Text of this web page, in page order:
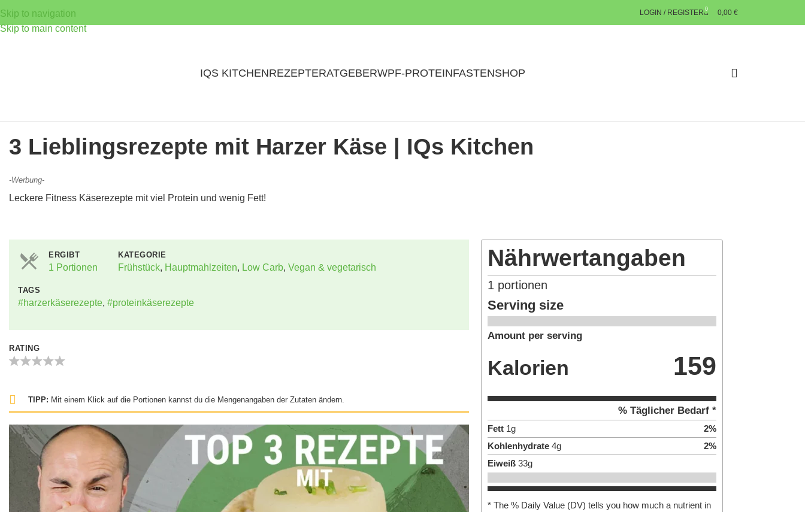
Skip to navigation
Skip to main content
LOGIN / REGISTER 0 0,00 €
IQS KITCHENREZEPTERATGEBERWPF-PROTEINFASTENSHOP
3 Lieblingsrezepte mit Harzer Käse | IQs Kitchen
-Werbung-
Leckere Fitness Käserezepte mit viel Protein und wenig Fett!
ERGIBT
1 Portionen
KATEGORIE
Frühstück, Hauptmahlzeiten, Low Carb, Vegan & vegetarisch
TAGS
#harzerkäserezepte, #proteinkäserezepte
RATING
TIPP: Mit einem Klick auf die Portionen kannst du die Mengenangaben der Zutaten ändern.
Nährwertangaben
1 portionen
Serving size
Amount per serving
Kalorien 159
% Täglicher Bedarf *
Fett 1g 2%
Kohlenhydrate 4g 2%
Eiweiß 33g
* The % Daily Value (DV) tells you how much a nutrient in